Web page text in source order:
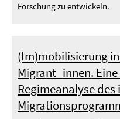
Forschung zu entwickeln.
(Im)mobilisierung
Migrant_innen.
Regimeanalyse